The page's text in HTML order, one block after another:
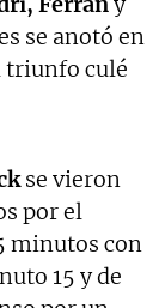
se anotó en
triunfo culé
se vieron
por el
minutos con
15 y de